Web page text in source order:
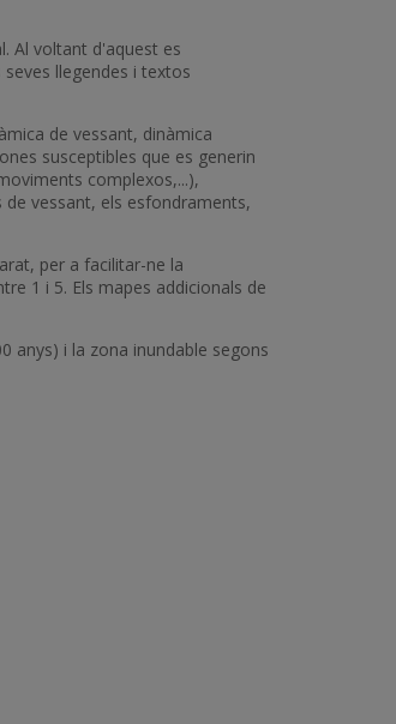
Al voltant d'aquest es
llegendes i textos
de vessant, dinàmica
susceptibles que es generin
complexos,...),
de vessant, els esfondraments,
per a facilitar-ne la
1 i 5. Els mapes addicionals de
anys) i la zona inundable segons